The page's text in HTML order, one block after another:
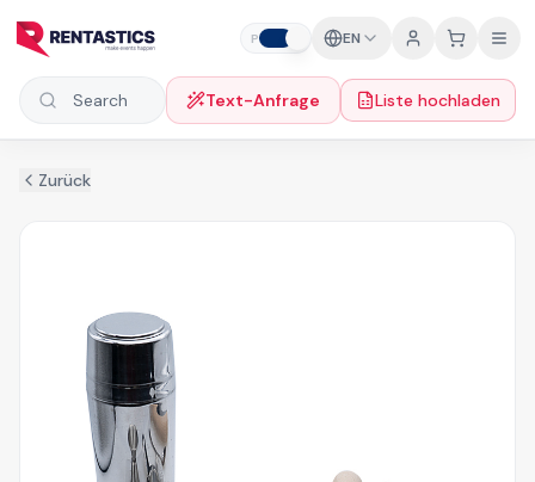
P EN
Search products Text-Anfrage Liste hochladen
Zurück